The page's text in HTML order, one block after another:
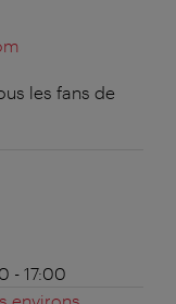
les fans de
- 17:00